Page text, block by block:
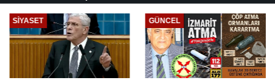
SIYASET GÜNCEL